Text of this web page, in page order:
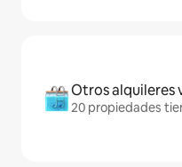
Otros alquileres
20 propiedades